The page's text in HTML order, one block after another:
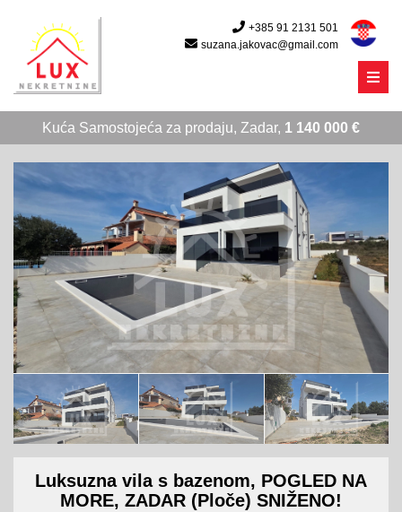
+385 91 2131 501
suzana.jakovac@gmail.com
Menu
Kuća Samostojeća za prodaju, Zadar, 1 140 000 €
Luksuzna vila s bazenom, POGLED NA
MORE, ZADAR (Ploče) SNIŽENO!